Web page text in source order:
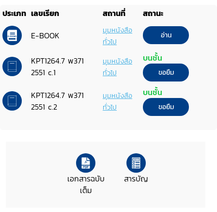
ประเภท เลขเรียก สถานที่
สถานะ
E-BOOK
มุมหนังสือ
ทั่วไป
อ่าน
KPT1264.7 พ371
2551 c.1
มุมหนังสือ
ทั่วไป
บนชั้น
ขอยืม
KPT1264.7 พ371
2551 c.2
มุมหนังสือ
ทั่วไป
บนชั้น
ขอยืม
เอกสารฉบับ
เต็ม
สารบัญ